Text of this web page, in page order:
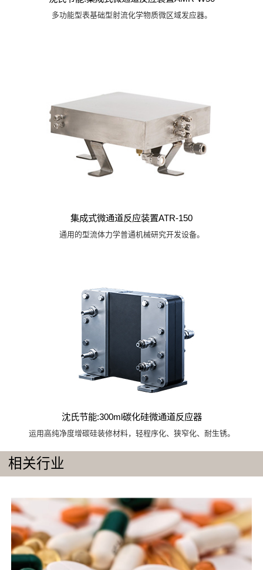
多功能型表基础型射流化学物质微区域发应器。
集成式微通道反应装置ATR-150
通用的型流体力学普通机械研究开发设备。
沈氏节能:300ml碳化硅微通道反应器
运用高纯净度增碳硅装修材料，轻程序化、狭窄化、耐生锈。
相关行业